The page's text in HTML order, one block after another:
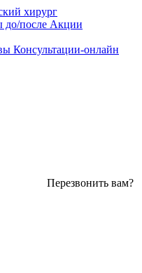
хирург
до/после Акции
Консультации-онлайн
Перезвонить вам?